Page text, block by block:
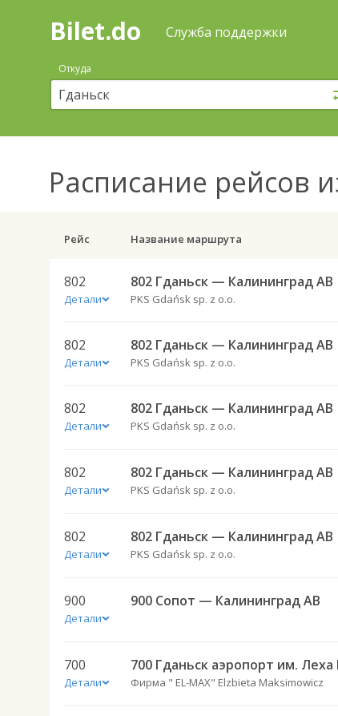
Поиск
покупка
билетов
автобус
онлайн
Bilet.do Служба поддержки
Откуда
Расписание рейсов
Рейс Название маршрута
802
Детали
802 Гданьск — Калининград АВ
PKS Gdańsk sp. z o.o.
802
Детали
802 Гданьск — Калининград АВ
PKS Gdańsk sp. z o.o.
802
Детали
802 Гданьск — Калининград АВ
PKS Gdańsk sp. z o.o.
802
Детали
802 Гданьск — Калининград АВ
PKS Gdańsk sp. z o.o.
802
Детали
802 Гданьск — Калининград АВ
PKS Gdańsk sp. z o.o.
900
Детали
900 Сопот — Калининград АВ
700
Детали Фирма " EL-MAX" Elzbieta Maksimowicz